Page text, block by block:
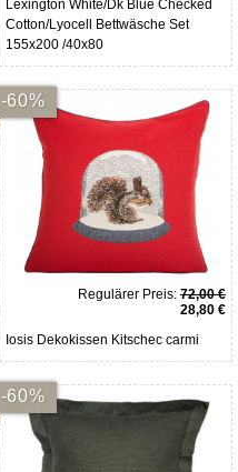
Lexington White/Dk Blue Checked
Cotton/Lyocell Bettwäsche Set
155x200 /40x80
-60%
Regulärer Preis: 72,00 €
28,80 €
Iosis Dekokissen Kitschec carmi
-60%